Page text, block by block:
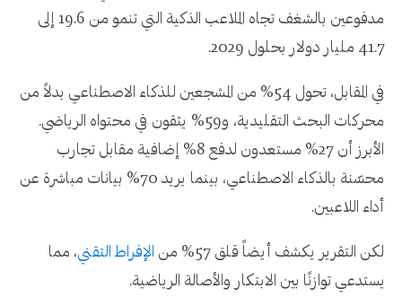
مدفوعين بالشغف تجاه الملاعب الذكية التي تنمو من 19.6 إلى
41.7 مليار دولار بحلول 2029.
في المقابل، تحول 54% من المشجعين للذكاء الاصطناعي بدلاً من
محركات البحث التقليدية، و59% يثقون في محتواه الرياضي.
الأبرز أن 27% مستعدون لدفع 8% إضافية مقابل تجارب
محسّنة بالذكاء الاصطناعي، بينما يريد 70% بيانات مباشرة عن
أداء اللاعبين.
لكن التقرير يكشف أيضاً قلق 57% من الإفراط التقني، مما
يستدعي توازنًا بين الابتكار والأصالة الرياضية.